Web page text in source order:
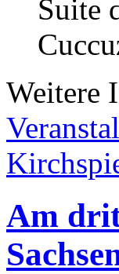
Suite
Weitere
Am